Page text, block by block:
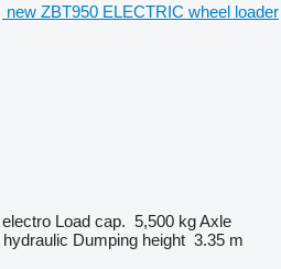
new ZBT950 ELECTRIC wheel loader
electro Load cap. 5,500 kgAxle
hydraulic Dumping height 3.35 m